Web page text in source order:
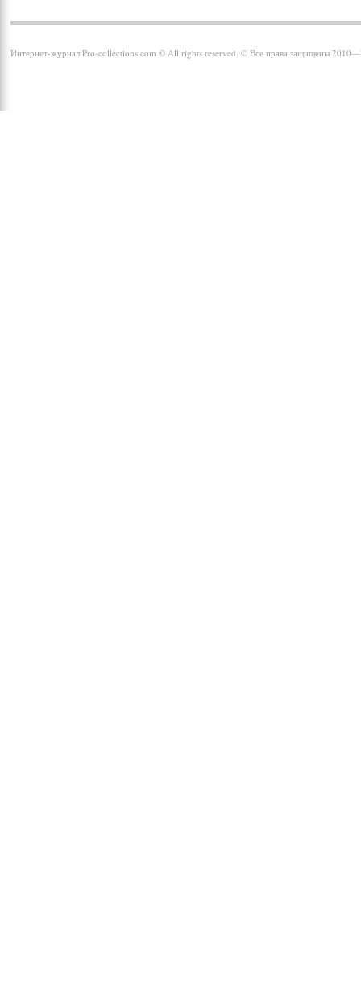
Интернет-журнал Pro-collections.com © All rights reserved. © Все права защищены